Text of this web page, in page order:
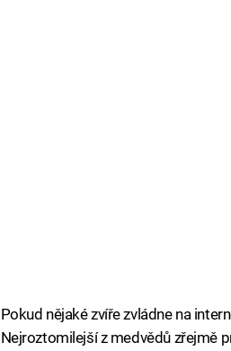
Pokud nějaké zvíře zvládne na
Nejroztomilejší z medvědů zřejmě